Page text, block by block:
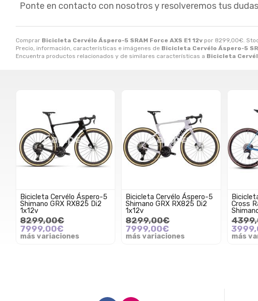
Comprar Bicicleta Cervélo Áspero-5 SRAM Force AXS E1 12v por 8299,00€.
Precio, información, características e imágenes de Bicicleta Cervélo Áspero-5
Encuentra productos relacionados y de similares características a Bicicleta
Ponte en contacto con nosotros y resolveremos tus
Bicicleta Cervélo Áspero-5
Shimano GRX RX825 Di2
1x12v
8299,00€
7999,00€
más variaciones
Bicicleta Cervélo Áspero-5
Shimano GRX RX825 Di2
1x12v
8299,00€
7999,00€
más variaciones
Cross
más